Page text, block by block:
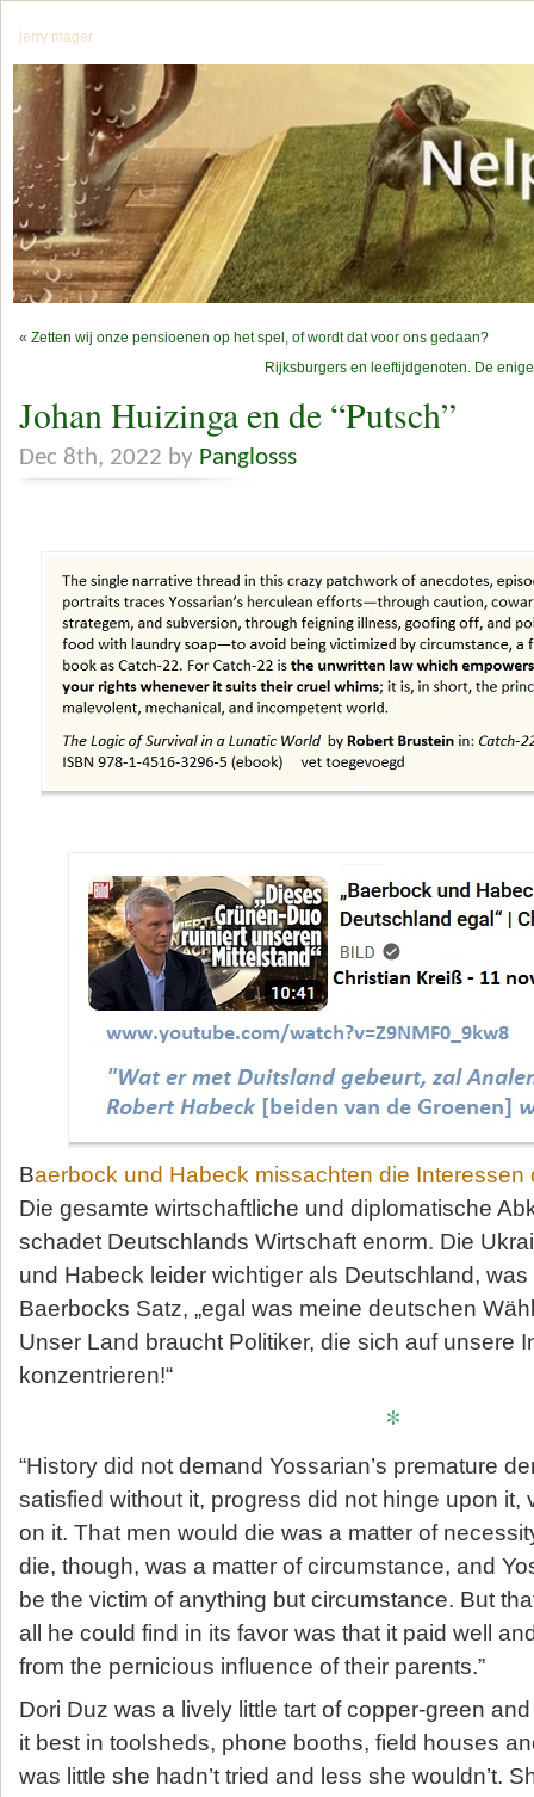
jerry mager
« Zetten wij onze pensioenen op het spel, of wordt dat voor ons gedaan?
Rijksburgers en leeftijdgenoten. De
Johan Huizinga en de “Putsch”
Dec 8th, 2022 by Panglosss
Baerbock und Habeck missachten die Interessen
Die gesamte wirtschaftliche und diplomatische
schadet Deutschlands Wirtschaft enorm. Die
und Habeck leider wichtiger als Deutschland,
Baerbocks Satz, „egal was meine deutschen
Unser Land braucht Politiker, die sich auf unsere
konzentrieren!“
*
“History did not demand Yossarian’s premature
satisfied without it, progress did not hinge upon it,
on it. That men would die was a matter of
die, though, was a matter of circumstance, and
be the victim of anything but circumstance. But
all he could find in its favor was that it paid well
from the pernicious influence of their parents.”
Dori Duz was a lively little tart of copper-green
it best in toolsheds, phone booths, field houses
was little she hadn’t tried and less she wouldn’t.